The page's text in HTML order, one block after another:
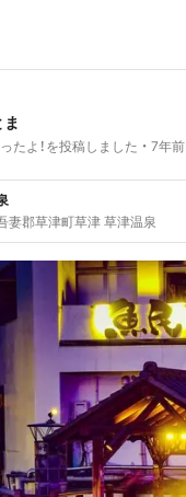
たよ！を投稿しました 7年前
妻郡草津町草津 草津温泉